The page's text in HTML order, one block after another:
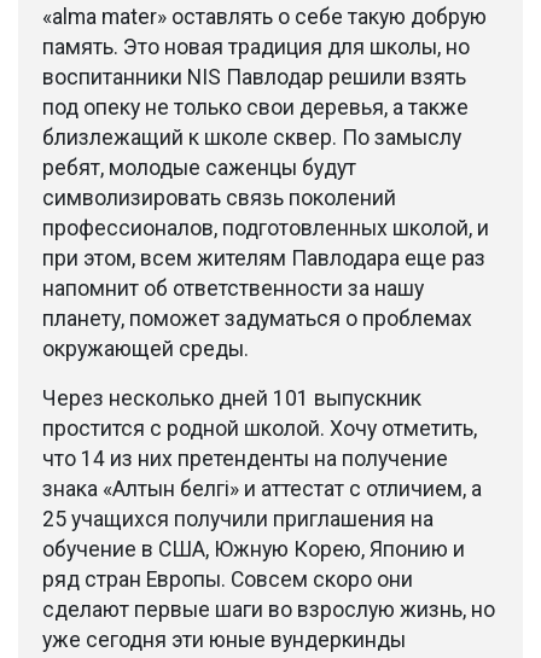
«alma mater» оставлять о себе такую добрую
память. Это новая традиция для школы, но
воспитанники NIS Павлодар решили взять
под опеку не только свои деревья, а также
близлежащий к школе сквер. По замыслу
ребят, молодые саженцы будут
символизировать связь поколений
профессионалов, подготовленных школой, и
при этом, всем жителям Павлодара еще раз
напомнит об ответственности за нашу
планету, поможет задуматься о проблемах
окружающей среды.
Через несколько дней 101 выпускник
простится с родной школой. Хочу отметить,
что 14 из них претенденты на получение
знака «Алтын белгі» и аттестат с отличием, а
25 учащихся получили приглашения на
обучение в США, Южную Корею, Японию и
ряд стран Европы. Совсем скоро они
сделают первые шаги во взрослую жизнь, но
уже сегодня эти юные вундеркинды